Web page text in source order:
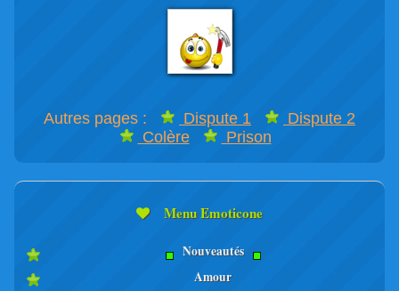
Autres pages : Dispute 1
Dispute 2
Colère
Prison
Menu Emoticone
Nouveautés
Amour